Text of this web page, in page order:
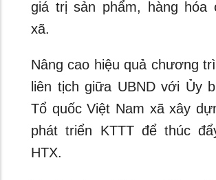
giá trị sản phẩm, hàng hóa
xã.
Nâng cao hiệu quả chương
liên tịch giữa UBND với Ủy
Tổ quốc Việt Nam xã xây
phát triển KTTT để thúc
HTX.